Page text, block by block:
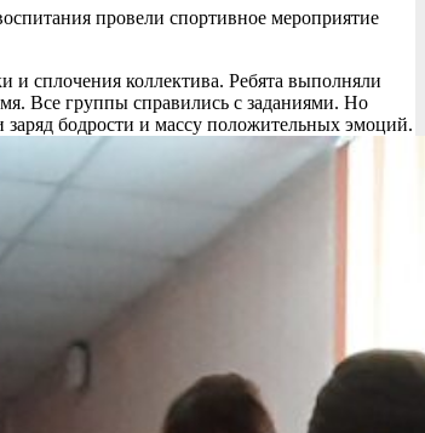
провели спортивное мероприятие
и сплочения коллектива. Ребята выполняли
Все группы справились с заданиями. Но
заряд бодрости и массу положительных эмоций.